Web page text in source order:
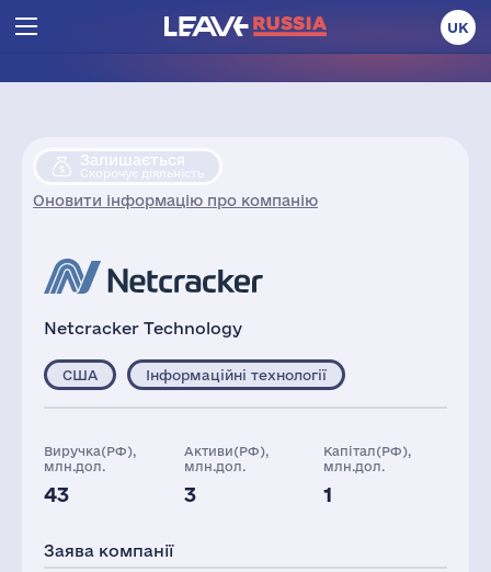
UK
Залишається
Скорочує діяльність
Оновити інформацію про компанію
Netcracker Technology
США Інформаційні технології
Виручка(РФ),
млн.дол.
43
Активи(РФ),
млн.дол.
3
Капітал(РФ),
млн.дол.
1
3857
Заява компанії